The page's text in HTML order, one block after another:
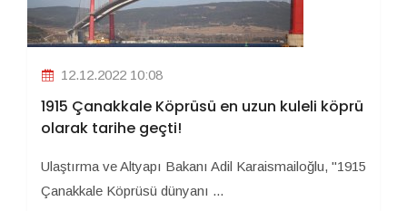
12.12.2022 10:08
1915 Çanakkale Köprüsü en uzun kuleli köprü
olarak tarihe geçti!
Ulaştırma ve Altyapı Bakanı Adil Karaismailoğlu, "1915
Çanakkale Köprüsü dünyanı ...